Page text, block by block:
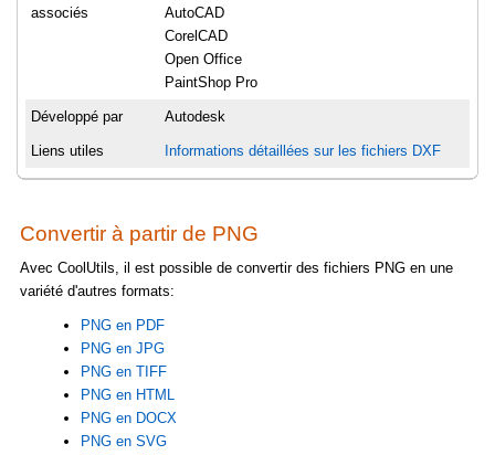
associés
AutoCAD
CorelCAD
Open Office
PaintShop Pro
Développé par Autodesk
Liens utiles Informations détaillées sur les fichiers DXF
Convertir à partir de PNG
Avec CoolUtils, il est possible de convertir des fichiers PNG en une
variété d'autres formats:
PNG en PDF
PNG en JPG
PNG en TIFF
PNG en HTML
PNG en DOCX
PNG en SVG